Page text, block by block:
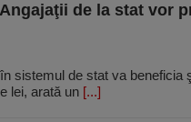
de la stat vor
sistemul de stat va beneficia
lei, arată un [...]